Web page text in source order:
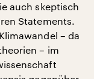
auch skeptisch
Statements.
– da
– im